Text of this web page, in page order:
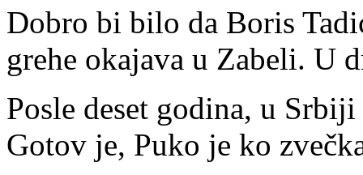
Dobro bi bilo da Boris
grehe okajava u Zabeli. U
Posle deset godina, u
Gotov je, Puko je ko